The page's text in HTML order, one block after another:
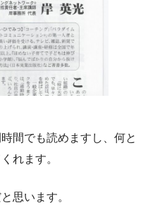
間でも読めますし、何と
れます。
思います。